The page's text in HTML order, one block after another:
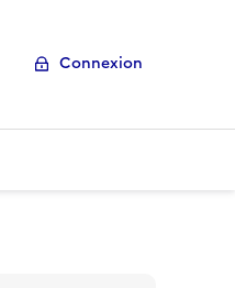
Connexion